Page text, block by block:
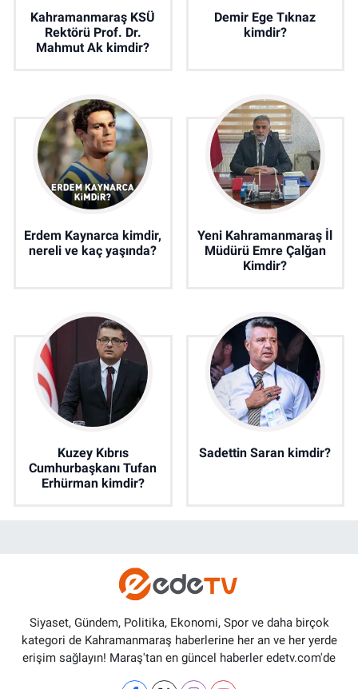
Kahramanmaraş KSÜ
Rektörü Prof. Dr.
Mahmut Ak kimdir?
Demir Ege Tıknaz
kimdir?
Erdem Kaynarca kimdir,
nereli ve kaç yaşında?
Yeni Kahramanmaraş İl
Müdürü Emre Çalğan
Kimdir?
Kuzey Kıbrıs
Cumhurbaşkanı Tufan
Erhürman kimdir?
Sadettin Saran kimdir?
Siyaset, Gündem, Politika, Ekonomi, Spor ve daha birçok
kategori de Kahramanmaraş haberlerine her an ve her yerde
erişim sağlayın! Maraş'tan en güncel haberler edetv.com'de